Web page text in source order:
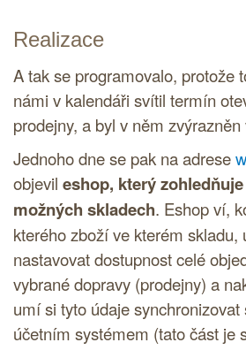
Realizace
A tak se programovalo, protože
námi v kalendáři svítil termín
prodejny, a byl v něm
Jednoho dne se pak na adrese
objevil eshop, který
možných skladech. Eshop ví,
kterého zboží ve kterém skladu,
nastavovat dostupnost celé
vybrané dopravy (prodejny) a
umí si tyto údaje
účetním systémem (tato část je